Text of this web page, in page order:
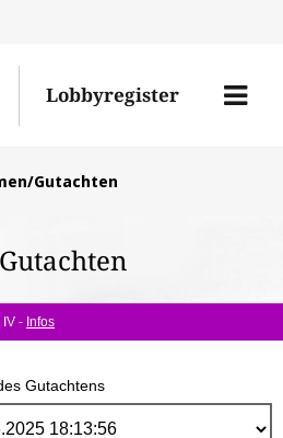
Lobbyregister
Menü
Gutachten
IV - Infos
Gutachtens